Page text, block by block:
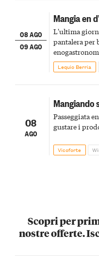
08 AGO
09 AGO
Mangia en
L'ultima
pantalera per
pirotecnico
Lequio Berria
08
AGO
Mangiando
Passeggiata
gustare i
Vicoforte
Scopri per
nostre offerte.